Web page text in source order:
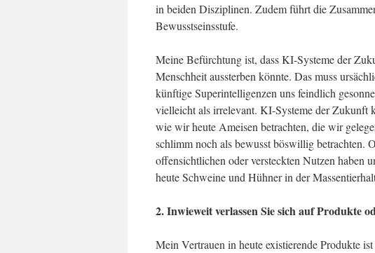
in beiden Disziplinen. Zudem führt die
Bewusstseinsstufe.
Meine Befürchtung ist, dass KI-Systeme der
Menschheit aussterben könnte. Das muss
künftige Superintelligenzen uns feindlich
vielleicht als irrelevant. KI-Systeme der Zukunft
wie wir heute Ameisen betrachten, die wir
schlimm noch als bewusst böswillig
offensichtlichen oder versteckten Nutzen haben
heute Schweine und Hühner in der
2. Inwieweit verlassen Sie sich auf Produkte
Mein Vertrauen in heute existierende Produkte